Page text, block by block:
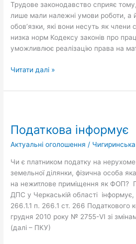
Трудове законодавство сприяє
лише мали належні умови роботи, а
обов’язки, які вони несуть як члени
низка норм Кодексу законів про
уможливлює реалізацію права на
Читати далі »
Податкова інформує
Актуальні оголошення /
Чи є платником податку на нерухоме
земельної ділянки, фізична особа
на нежитлове приміщення як ФОП?
ДПС у Черкаській області
266.1.1 п. 266.1 ст. 266 Податкового
грудня 2010 року № 2755-VI зі
(далі – ПКУ)